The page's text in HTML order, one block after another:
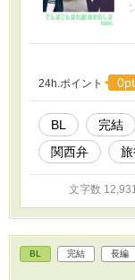
24h.ポイント 0pt
BL 完結
関西弁
文字数
BL 完結 長編